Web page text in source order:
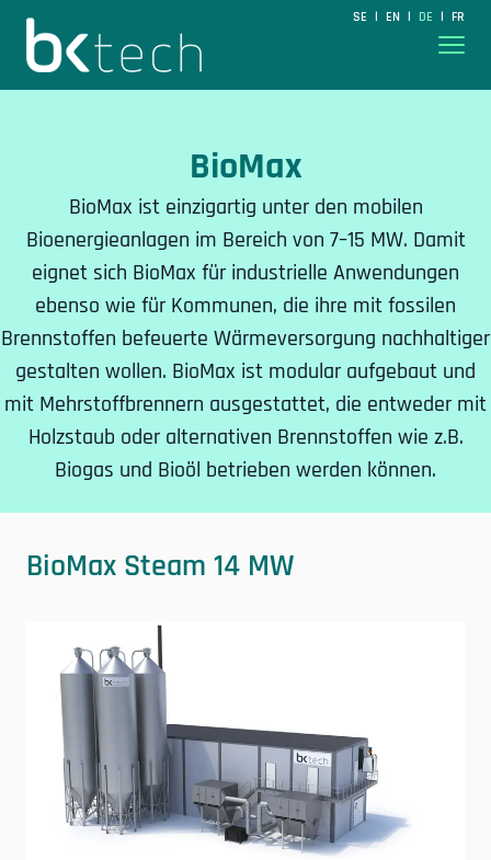
BKtech SE | EN | DE | FR
BioMax
BioMax ist einzigartig unter den mobilen
Bioenergieanlagen im Bereich von 7–15 MW. Damit
eignet sich BioMax für industrielle Anwendungen
ebenso wie für Kommunen, die ihre mit fossilen
Brennstoffen befeuerte Wärmeversorgung nachhaltiger
gestalten wollen. BioMax ist modular aufgebaut und
mit Mehrstoffbrennern ausgestattet, die entweder mit
Holzstaub oder alternativen Brennstoffen wie z.B.
Biogas und Bioöl betrieben werden können.
BioMax Steam 14 MW